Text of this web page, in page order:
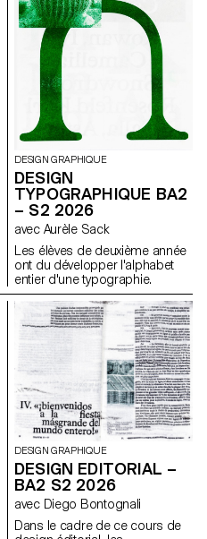
DESIGN GRAPHIQUE
DESIGN
TYPOGRAPHIQUE BA2
– S2 2026
avec Aurèle Sack
Les élèves de deuxième année
ont du développer l'alphabet
entier d'une typographie.
DESIGN GRAPHIQUE
DESIGN EDITORIAL –
BA2 S2 2026
avec Diego Bontognali
Dans le cadre de ce cours de